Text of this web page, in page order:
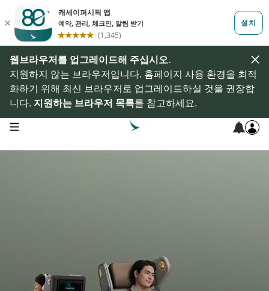
웹브라우저를 업그레이드해 주십시오.
지원하지 않는 브라우저입니다. 홈페이지 사용 환경을 최적
화하기 위해 최신 브라우저로 업그레이드하실 것을 권장합
니다. 지원하는 브라우저 목록를 참고하세요.
open navigation menu